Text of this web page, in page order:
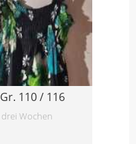
110 / 116
Wochen